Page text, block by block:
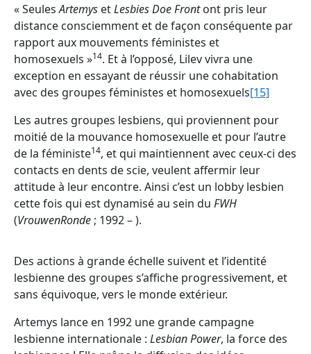
« SeulesArtemys etLesbies Doe Frontont pris leur
distance consciemment et de façon conséquente par
rapport aux mouvements féministes et
homosexuels »14. Et à l’opposé, Lilev vivra une
exception en essayant de réussir une cohabitation
avec des groupes féministes et homosexuels[15]
Les autres groupes lesbiens, qui proviennent pour
moitié de la mouvance homosexuelle et pour l’autre
de la féministe14, et qui maintiennent avec ceux-ci des
contacts en dents de scie, veulent affermir leur
attitude à leur encontre. Ainsi c’est un lobby lesbien
cette fois qui est dynamisé au sein du FWH
(VrouwenRonde ; 1992 – ).
Des actions à grande échelle suivent et l’identité
lesbienne des groupes s’affiche progressivement, et
sans équivoque, vers le monde extérieur.
Artemys lance en 1992 une grande campagne
lesbienne internationale : Lesbian Power, la force des